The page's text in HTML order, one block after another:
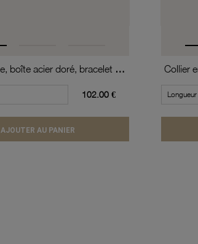
Montre dame, boîte acier doré, bracelet acier doré et verre minéral
102.00 €
AJOUTER AU PANIER